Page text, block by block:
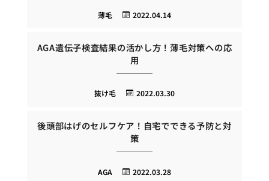
2022.04.14
薄毛
AGA遺伝子検査結果の活かし方！薄毛対策への応
用
2022.03.30
抜け毛
後頭部はげのセルフケア！自宅でできる予防と対
策
2022.03.28
AGA